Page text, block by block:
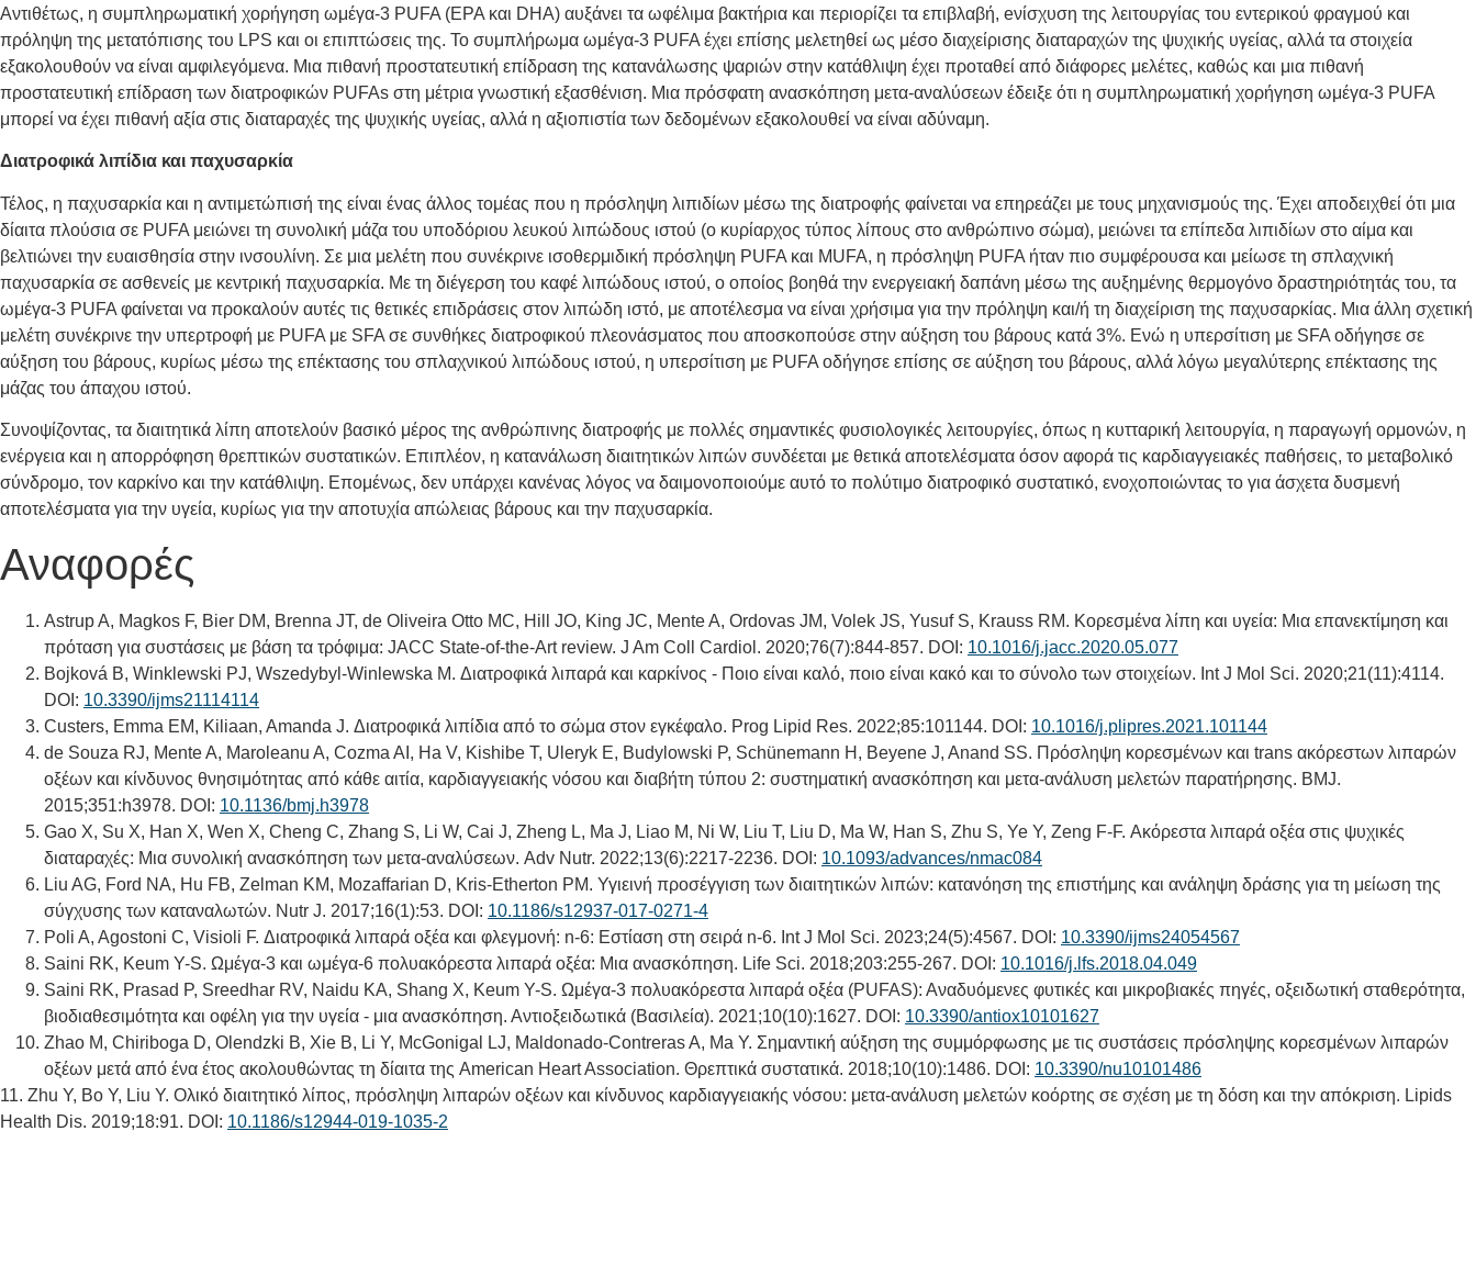
Αντιθέτως, η συμπληρωματική χορήγηση ωμέγα-3 PUFA (EPA και DHA) αυξάνει τα ωφέλιμα βακτήρια και περιορίζει τα επιβλαβή, eνίσχυση της λειτουργίας του εντερικού φραγμού και
πρόληψη της μετατόπισης του LPS και οι επιπτώσεις της. Το συμπλήρωμα ωμέγα-3 PUFA έχει επίσης μελετηθεί ως μέσο διαχείρισης διαταραχών της ψυχικής υγείας, αλλά τα στοιχεία
εξακολουθούν να είναι αμφιλεγόμενα. Μια πιθανή προστατευτική επίδραση της κατανάλωσης ψαριών στην κατάθλιψη έχει προταθεί από διάφορες μελέτες, καθώς και μια πιθανή
προστατευτική επίδραση των διατροφικών PUFAs στη μέτρια γνωστική εξασθένιση. Μια πρόσφατη ανασκόπηση μετα-αναλύσεων έδειξε ότι η συμπληρωματική χορήγηση ωμέγα-3 PUFA
μπορεί να έχει πιθανή αξία στις διαταραχές της ψυχικής υγείας, αλλά η αξιοπιστία των δεδομένων εξακολουθεί να είναι αδύναμη.
Διατροφικά λιπίδια και παχυσαρκία
Τέλος, η παχυσαρκία και η αντιμετώπισή της είναι ένας άλλος τομέας που η πρόσληψη λιπιδίων μέσω της διατροφής φαίνεται να επηρεάζει με τους μηχανισμούς της. Έχει αποδειχθεί ότι μια
δίαιτα πλούσια σε PUFA μειώνει τη συνολική μάζα του υποδόριου λευκού λιπώδους ιστού (ο κυρίαρχος τύπος λίπους στο ανθρώπινο σώμα), μειώνει τα επίπεδα λιπιδίων στο αίμα και
βελτιώνει την ευαισθησία στην ινσουλίνη. Σε μια μελέτη που συνέκρινε ισοθερμιδική πρόσληψη PUFA και MUFA, η πρόσληψη PUFA ήταν πιο συμφέρουσα και μείωσε τη σπλαχνική
παχυσαρκία σε ασθενείς με κεντρική παχυσαρκία. Με τη διέγερση του καφέ λιπώδους ιστού, ο οποίος βοηθά την ενεργειακή δαπάνη μέσω της αυξημένης θερμογόνο δραστηριότητάς του, τα
ωμέγα-3 PUFA φαίνεται να προκαλούν αυτές τις θετικές επιδράσεις στον λιπώδη ιστό, με αποτέλεσμα να είναι χρήσιμα για την πρόληψη και/ή τη διαχείριση της παχυσαρκίας. Μια άλλη σχετική
μελέτη συνέκρινε την υπερτροφή με PUFA με SFA σε συνθήκες διατροφικού πλεονάσματος που αποσκοπούσε στην αύξηση του βάρους κατά 3%. Ενώ η υπερσίτιση με SFA οδήγησε σε
αύξηση του βάρους, κυρίως μέσω της επέκτασης του σπλαχνικού λιπώδους ιστού, η υπερσίτιση με PUFA οδήγησε επίσης σε αύξηση του βάρους, αλλά λόγω μεγαλύτερης επέκτασης της
μάζας του άπαχου ιστού.
Συνοψίζοντας, τα διαιτητικά λίπη αποτελούν βασικό μέρος της ανθρώπινης διατροφής με πολλές σημαντικές φυσιολογικές λειτουργίες, όπως η κυτταρική λειτουργία, η παραγωγή ορμονών, η
ενέργεια και η απορρόφηση θρεπτικών συστατικών. Επιπλέον, η κατανάλωση διαιτητικών λιπών συνδέεται με θετικά αποτελέσματα όσον αφορά τις καρδιαγγειακές παθήσεις, το μεταβολικό
σύνδρομο, τον καρκίνο και την κατάθλιψη. Επομένως, δεν υπάρχει κανένας λόγος να δαιμονοποιούμε αυτό το πολύτιμο διατροφικό συστατικό, ενοχοποιώντας το για άσχετα δυσμενή
αποτελέσματα για την υγεία, κυρίως για την αποτυχία απώλειας βάρους και την παχυσαρκία.
Αναφορές
Astrup A, Magkos F, Bier DM, Brenna JT, de Oliveira Otto MC, Hill JO, King JC, Mente A, Ordovas JM, Volek JS, Yusuf S, Krauss RM. Κορεσμένα λίπη και υγεία: Μια επανεκτίμηση και
πρόταση για συστάσεις με βάση τα τρόφιμα: JACC State-of-the-Art review. J Am Coll Cardiol. 2020;76(7):844-857. DOI: 10.1016/j.jacc.2020.05.077
Bojková B, Winklewski PJ, Wszedybyl-Winlewska M. Διατροφικά λιπαρά και καρκίνος - Ποιο είναι καλό, ποιο είναι κακό και το σύνολο των στοιχείων. Int J Mol Sci. 2020;21(11):4114.
DOI: 10.3390/ijms21114114
Custers, Emma EM, Kiliaan, Amanda J. Διατροφικά λιπίδια από το σώμα στον εγκέφαλο. Prog Lipid Res. 2022;85:101144. DOI: 10.1016/j.plipres.2021.101144
de Souza RJ, Mente A, Maroleanu A, Cozma AI, Ha V, Kishibe T, Uleryk E, Budylowski P, Schünemann H, Beyene J, Anand SS. Πρόσληψη κορεσμένων και trans ακόρεστων λιπαρών
οξέων και κίνδυνος θνησιμότητας από κάθε αιτία, καρδιαγγειακής νόσου και διαβήτη τύπου 2: συστηματική ανασκόπηση και μετα-ανάλυση μελετών παρατήρησης. BMJ.
2015;351:h3978. DOI: 10.1136/bmj.h3978
Gao X, Su X, Han X, Wen X, Cheng C, Zhang S, Li W, Cai J, Zheng L, Ma J, Liao M, Ni W, Liu T, Liu D, Ma W, Han S, Zhu S, Ye Y, Zeng F-F. Ακόρεστα λιπαρά οξέα στις ψυχικές
διαταραχές: Μια συνολική ανασκόπηση των μετα-αναλύσεων. Adv Nutr. 2022;13(6):2217-2236. DOI: 10.1093/advances/nmac084
Liu AG, Ford NA, Hu FB, Zelman KM, Mozaffarian D, Kris-Etherton PM. Υγιεινή προσέγγιση των διαιτητικών λιπών: κατανόηση της επιστήμης και ανάληψη δράσης για τη μείωση της
σύγχυσης των καταναλωτών. Nutr J. 2017;16(1):53. DOI: 10.1186/s12937-017-0271-4
Poli A, Agostoni C, Visioli F. Διατροφικά λιπαρά οξέα και φλεγμονή: n-6: Εστίαση στη σειρά n-6. Int J Mol Sci. 2023;24(5):4567. DOI: 10.3390/ijms24054567
Saini RK, Keum Y-S. Ωμέγα-3 και ωμέγα-6 πολυακόρεστα λιπαρά οξέα: Μια ανασκόπηση. Life Sci. 2018;203:255-267. DOI: 10.1016/j.lfs.2018.04.049
Saini RK, Prasad P, Sreedhar RV, Naidu KA, Shang X, Keum Y-S. Ωμέγα-3 πολυακόρεστα λιπαρά οξέα (PUFAS): Αναδυόμενες φυτικές και μικροβιακές πηγές, οξειδωτική σταθερότητα,
βιοδιαθεσιμότητα και οφέλη για την υγεία - μια ανασκόπηση. Αντιοξειδωτικά (Βασιλεία). 2021;10(10):1627. DOI: 10.3390/antiox10101627
Zhao M, Chiriboga D, Olendzki B, Xie B, Li Y, McGonigal LJ, Maldonado-Contreras A, Ma Y. Σημαντική αύξηση της συμμόρφωσης με τις συστάσεις πρόσληψης κορεσμένων λιπαρών
οξέων μετά από ένα έτος ακολουθώντας τη δίαιτα της American Heart Association. Θρεπτικά συστατικά. 2018;10(10):1486. DOI: 10.3390/nu10101486
11. Zhu Y, Bo Y, Liu Y. Ολικό διαιτητικό λίπος, πρόσληψη λιπαρών οξέων και κίνδυνος καρδιαγγειακής νόσου: μετα-ανάλυση μελετών κοόρτης σε σχέση με τη δόση και την απόκριση. Lipids
Health Dis. 2019;18:91. DOI: 10.1186/s12944-019-1035-2